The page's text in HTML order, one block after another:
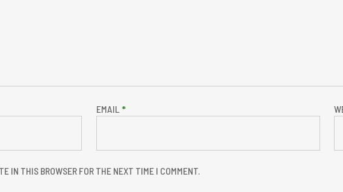
EMAIL *
IN THIS BROWSER FOR THE NEXT TIME I COMMENT.